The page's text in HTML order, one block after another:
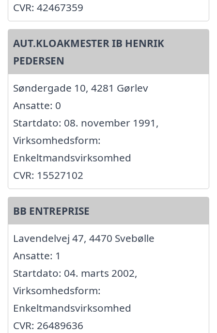
CVR: 42467359
AUT.KLOAKMESTER IB HENRIK
PEDERSEN
Søndergade 10, 4281 Gørlev
Ansatte: 0
Startdato: 08. november 1991,
Virksomhedsform:
Enkeltmandsvirksomhed
CVR: 15527102
BB ENTREPRISE
Lavendelvej 47, 4470 Svebølle
Ansatte: 1
Startdato: 04. marts 2002,
Virksomhedsform:
Enkeltmandsvirksomhed
CVR: 26489636